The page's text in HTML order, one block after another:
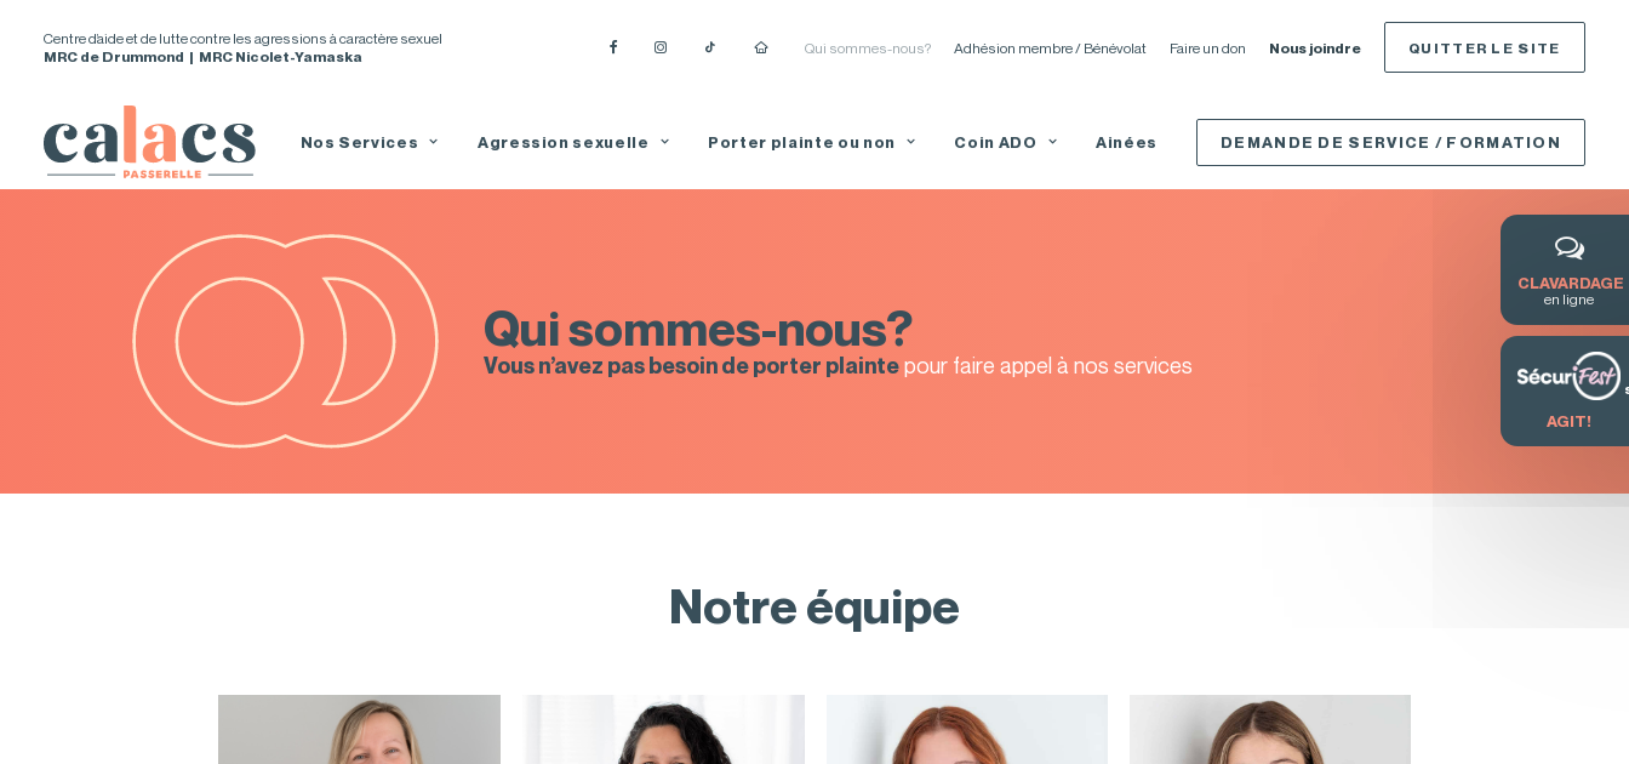
Centre d’aide et de lutte contre les agressions à caractère sexuel
MRC de Drummond | MRC Nicolet-Yamaska
Qui sommes-nous? Adhésion membre / Bénévolat Faire un don Nous joindre QUITTER LE SITE
Nos Services Agression sexuelle Porter plainte ou non Coin ADO Ainées DEMANDE DE SERVICE / FORMATION
Qui sommes-nous?
Vous n’avez pas besoin de porter plaintepour faire appel à nos services
Notre équipe
CLAVARDAGE
en ligne
AGIT!